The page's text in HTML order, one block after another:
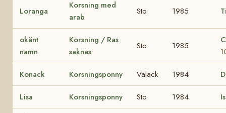
Loranga
Korsning med
arab
Sto 1985
okänt
namn
Korsning / Ras
saknas
Sto 1985
Konack Korsningsponny Valack 1984
Lisa Korsningsponny Sto 1984